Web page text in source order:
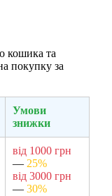
кошика та
покупку за
Умови
знижки
від 1000 грн
— 25%
від 3000 грн
— 30%